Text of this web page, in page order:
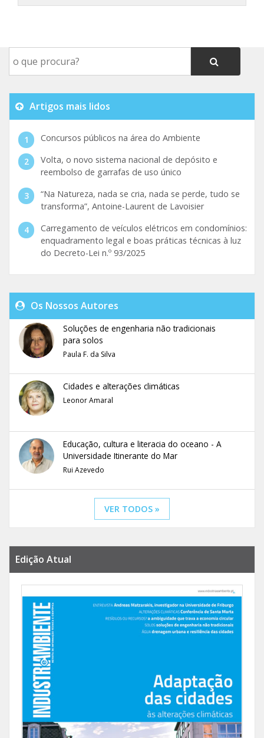
Artigos mais lidos
Concursos públicos na área do Ambiente
Volta, o novo sistema nacional de depósito e
reembolso de garrafas de uso único
“Na Natureza, nada se cria, nada se perde, tudo se
transforma”, Antoine-Laurent de Lavoisier
Carregamento de veículos elétricos em condomínios:
enquadramento legal e boas práticas técnicas à luz
do Decreto-Lei n.º 93/2025
Os Nossos Autores
Soluções de engenharia não tradicionais
para solos
Paula F. da Silva
Cidades e alterações climáticas
Leonor Amaral
Educação, cultura e literacia do oceano - A
Universidade Itinerante do Mar
Rui Azevedo
VER TODOS »
Edição Atual